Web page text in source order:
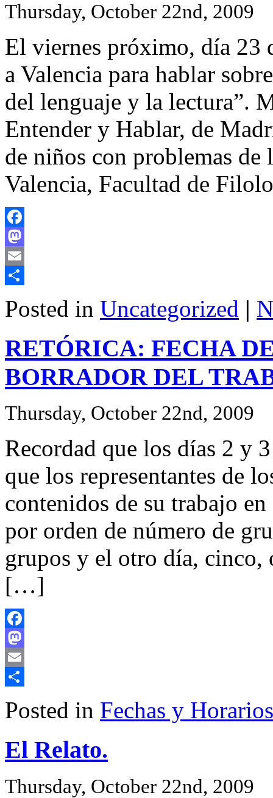
Thursday, October 22nd, 2009
El viernes próximo, día 23
a Valencia para hablar
del lenguaje y la lectura”.
Entender y Hablar, de
de niños con problemas
Valencia, Facultad de
Facebook
Mastodon
Email
Posted in Uncategorized |
RETÓRICA: FECHA
BORRADOR DEL
Thursday, October 22nd, 2009
Recordad que los días 2 y
que los representantes de
contenidos de su trabajo
por orden de número de
grupos y el otro día, cinco,
[…]
Facebook
Mastodon
Email
Posted in Fechas y Horarios
El Relato.
Thursday, October 22nd, 2009